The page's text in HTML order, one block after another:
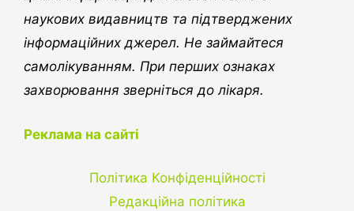
наукових видавництв та підтверджених
інформаційних джерел. Не займайтеся
самолікуванням. При перших ознаках
захворювання зверніться до лікаря.
Реклама на сайті
Політика Конфіденційності
Редакційна політика